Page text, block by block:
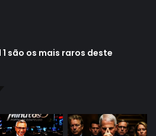
1 são os mais raros deste